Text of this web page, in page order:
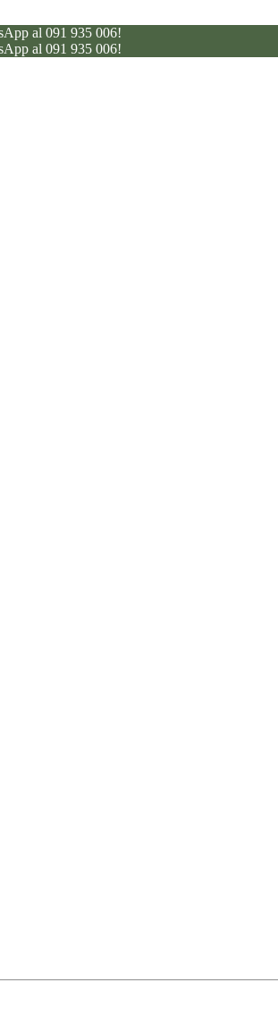
al 091 935 006!
al 091 935 006!